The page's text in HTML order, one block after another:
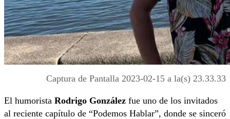
Captura de Pantalla 2023-02-15 a la(s) 23.33.33
El humorista Rodrigo González fue uno de los invitados
al reciente capítulo de “Podemos Hablar”, donde se sinceró